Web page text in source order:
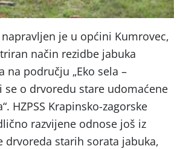
je u općini Kumrovec,
način rezidbe jabuka
na području „Eko sela –
se o drvoredu stare udomaćene
HZPSS Krapinsko-zagorske
razvijene odnose još iz
drvoreda starih sorata jabuka,